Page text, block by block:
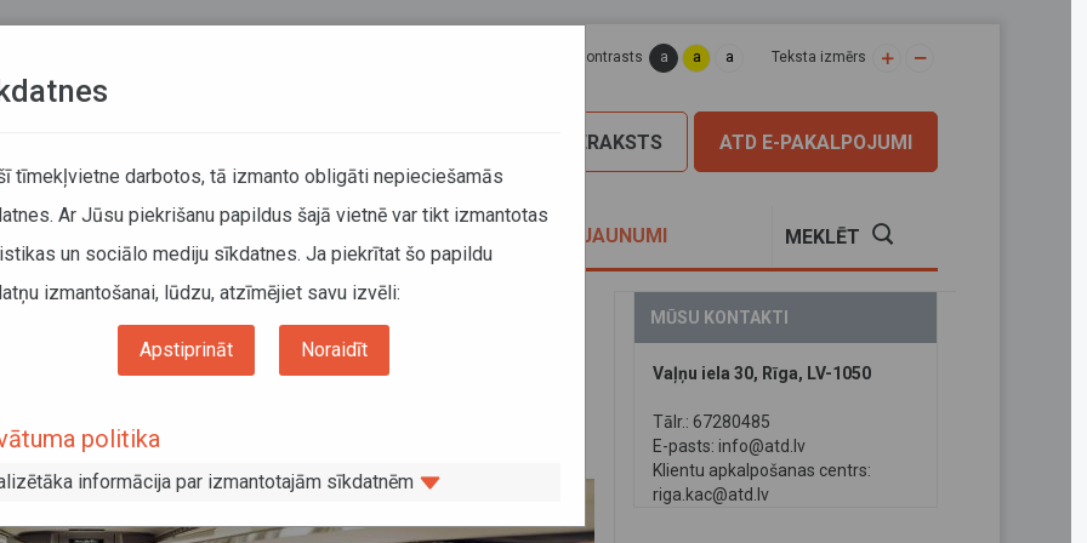
Lapas kontrasts a a a Teksta izmērs
ATD E-PAKALPOJUMI
PIERAKSTS
JAUNUMI MEKLĒT
skaits; būtiski pārskatīts un uzlabots reģionālais maršrutu tīkls
vilcienos pārvadāto pasažieru skaits;
reģionālais maršrutu tīkls
MŪSU KONTAKTI
Vaļņu iela 30, Rīga, LV-1050
Tālr.: 67280485
E-pasts: info@atd.lv
Klientu apkalpošanas centrs:
riga.kac@atd.lv
tīmekļvietne darbotos, tā izmanto obligāti nepieciešamās
Ar Jūsu piekrišanu papildus šajā vietnē var tikt izmantotas
un sociālo mediju sīkdatnes. Ja piekrītat šo papildu
izmantošanai, lūdzu, atzīmējiet savu izvēli:
Apstiprināt Noraidīt
politika
informācija par izmantotajām sīkdatnēm